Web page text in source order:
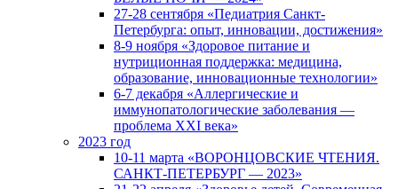
27-28 сентября «Педиатрия Санкт-
Петербурга: опыт, инновации, достижения»
8-9 ноября «Здоровое питание и
нутриционная поддержка: медицина,
образование, инновационные технологии»
6-7 декабря «Аллергические и
иммунопатологические заболевания —
проблема XXI века»
2023 год
10-11 марта «ВОРОНЦОВСКИЕ ЧТЕНИЯ.
САНКТ-ПЕТЕРБУРГ — 2023»